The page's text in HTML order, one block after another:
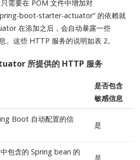
需要在 POM 文件中增加对
boot-starter-actuator” 的依赖就
在添加之后，会自动暴露一些
。这些 HTTP 服务的说明如表 2。
所提供的 HTTP 服务
是否包含
敏感信息
Boot 自动配置的信
是
包含的 Spring bean 的
是